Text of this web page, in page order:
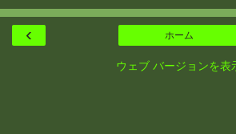
‹ ホーム
ウェブ バージョンを表